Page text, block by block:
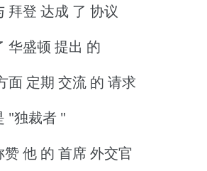
拜登 达成 了 协议
华盛顿 提出 的
面 定期 交流 的 请求
"独裁者 "
他 的 首席 外交官